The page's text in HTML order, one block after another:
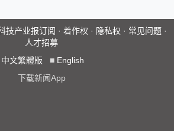
技产业报订阅 · 着作权 · 隐私权 · 常见问题 ·
人才招募
中文繁體版 ■ English
下载新闻App